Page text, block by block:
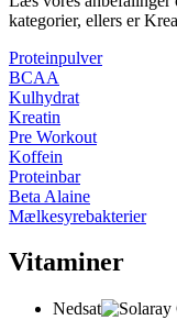
kategorier, ellers er
Proteinpulver
BCAA
Kulhydrat
Kreatin
Pre Workout
Koffein
Proteinbar
Beta Alaine
Mælkesyrebakterier
Vitaminer
Nedsat